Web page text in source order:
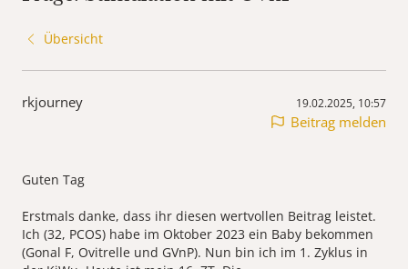
Übersicht
rkjourney 19.02.2025, 10:57
Beitrag melden
Guten Tag
Erstmals danke, dass ihr diesen wertvollen Beitrag leistet.
Ich (32, PCOS) habe im Oktober 2023 ein Baby bekommen
(Gonal F, Ovitrelle und GVnP). Nun bin ich im 1. Zyklus in